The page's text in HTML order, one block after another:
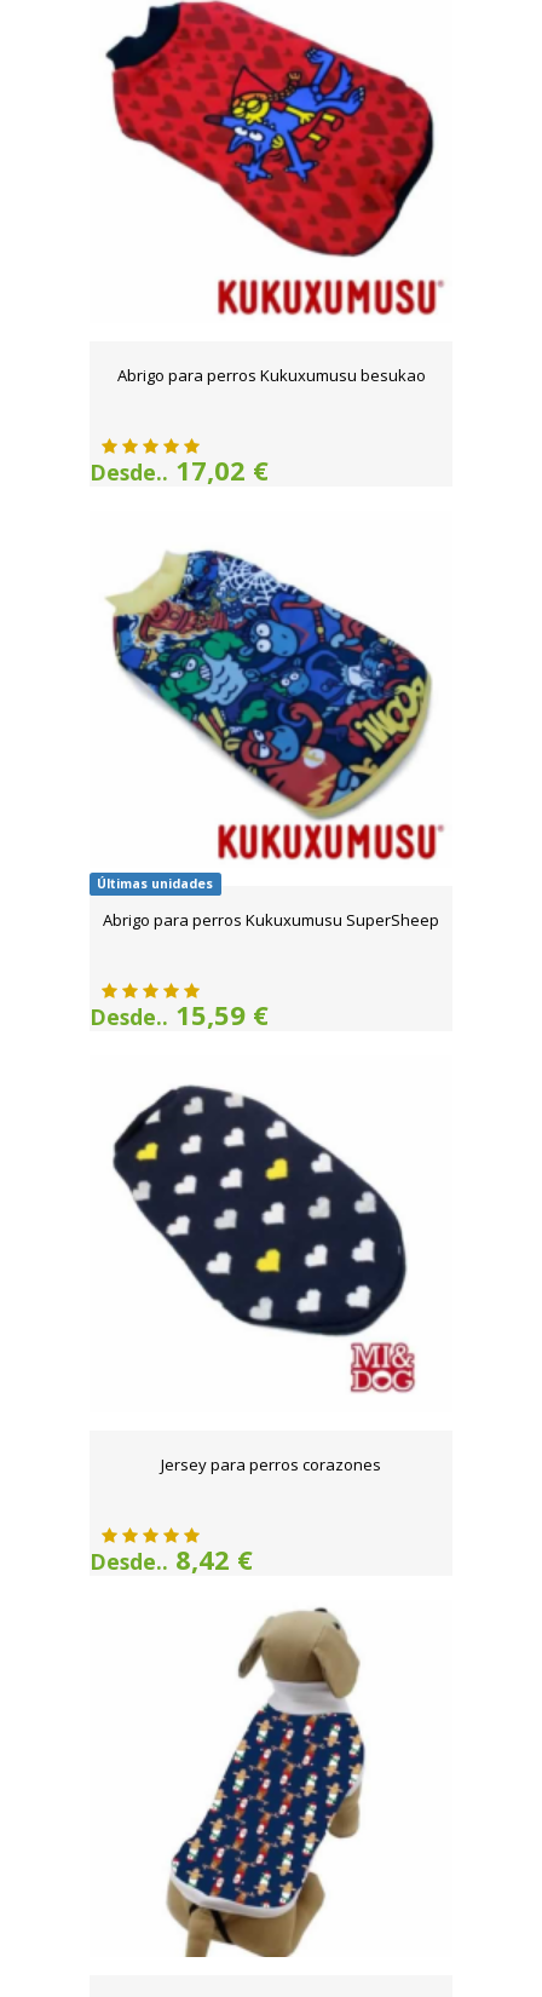
Abrigo para perros Kukuxumusu besukao
Desde.. 17,02 €
Últimas unidades
Abrigo para perros Kukuxumusu SuperSheep
Desde.. 15,59 €
Jersey para perros corazones
Desde.. 8,42 €